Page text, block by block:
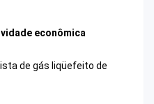
econômica
de gás liqüefeito de